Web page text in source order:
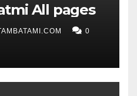
All pages
0